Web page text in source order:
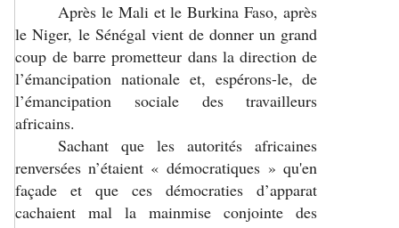
Après le Mali et le Burkina Faso, après
le Niger, le Sénégal vient de donner un grand
coup de barre prometteur dans la direction de
l’émancipation nationale et, espérons-le, de
l’émancipation sociale des travailleurs
africains.
Sachant que les autorités africaines
renversées n’étaient « démocratiques » qu'en
façade et que ces démocraties d’apparat
cachaient mal la mainmise conjointe des